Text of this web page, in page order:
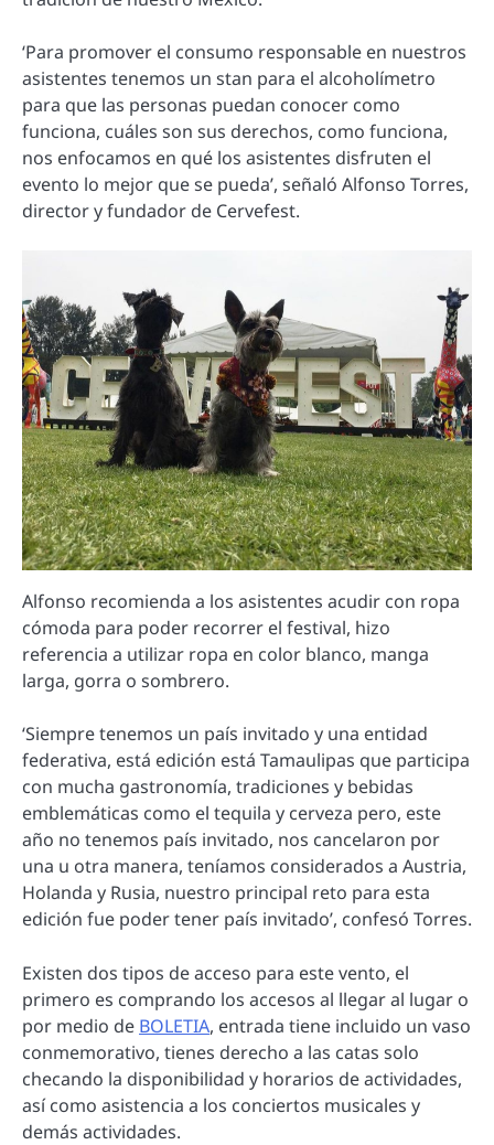
‘Para promover el consumo responsable en nuestros
asistentes tenemos un stan para el alcoholímetro
para que las personas puedan conocer como
funciona, cuáles son sus derechos, como funciona,
nos enfocamos en qué los asistentes disfruten el
evento lo mejor que se pueda’, señaló Alfonso Torres,
director y fundador de Cervefest.
Alfonso recomienda a los asistentes acudir con ropa
cómoda para poder recorrer el festival, hizo
referencia a utilizar ropa en color blanco, manga
larga, gorra o sombrero.
‘Siempre tenemos un país invitado y una entidad
federativa, está edición está Tamaulipas que participa
con mucha gastronomía, tradiciones y bebidas
emblemáticas como el tequila y cerveza pero, este
año no tenemos país invitado, nos cancelaron por
una u otra manera, teníamos considerados a Austria,
Holanda y Rusia, nuestro principal reto para esta
edición fue poder tener país invitado’, confesó Torres.
Existen dos tipos de acceso para este vento, el
primero es comprando los accesos al llegar al lugar o
por medio de BOLETIA, entrada tiene incluido un vaso
conmemorativo, tienes derecho a las catas solo
checando la disponibilidad y horarios de actividades,
así como asistencia a los conciertos musicales y
demás actividades.